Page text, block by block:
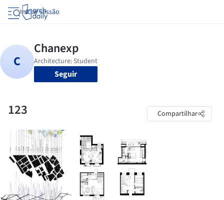
Iniciar sessão
Seguir
123 Compartilhar